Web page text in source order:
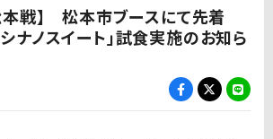
本戦】 松本市ブースにて先着
ナノスイート」試食実施のお知ら